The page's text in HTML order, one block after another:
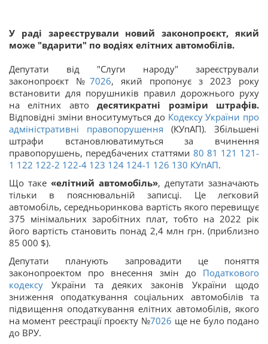
У раді зареєстрували новий законопроєкт, який
може "вдарити" по водіях елітних автомобілів.
Депутати від "Слуги народу" зареєстрували
законопроєкт № 7026, який пропонує з 2023 року
встановити для порушників правил дорожнього руху
на елітних автодесятикратні розміри штрафів.
Відповідні зміни вноситумуться до Кодексу України про
адміністративні правопорушення (КУпАП). Збільшені
штрафи встановлюватимуться за вчинення
правопорушень, передбачених статтями 80 81 121 121-
1 122 122-2 122-4 123 124 124-1 126 130 КУпАП.
Що таке «елітний автомобіль», депутати зазначають
тільки в пояснювальній записці. Це легковий
автомобіль, середньоринкова вартість якого перевищує
375 мінімальних заробітних плат, тобто на 2022 рік
його вартість становить понад 2,4 млн грн. (приблизно
85 000 $).
Депутати планують запровадити це поняття
законопроектом про внесення змін до Податкового
кодексу України та деяких законів України щодо
зниження оподаткування соціальних автомобілів та
підвищення оподаткування елітних автомобілів, якого
на момент реєстрації проєкту №7026 ще не було подано
до ВРУ.